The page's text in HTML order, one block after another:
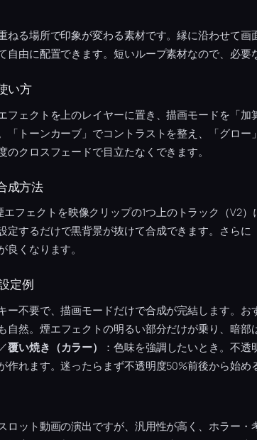
ねる場所で印象が変わる素材です。縁に沿わせて
自由に配置できます。短いループ素材なので、必要
い方
フェクトを上のレイヤーに置き、描画モードを「
「トーンカーブ」でコントラストを整え、「グロ
のクロスフェードで目立たなくできます。
成方法
エフェクトを映像クリップの1つ上のトラック（V2
定するだけで黒背景が抜けて合成できます。さら
良くなります。
定例
ー不要で、描画モードだけで合成が完結します。お
自然。煙エフェクトの明るい部分だけが乗り、暗部
覆い焼き（カラー）
：色味を強調したいとき。不
作れます。迷ったらまず不透明度50%前後から始め
ロット動画の演出ですが、汎用性が高く、ホラー